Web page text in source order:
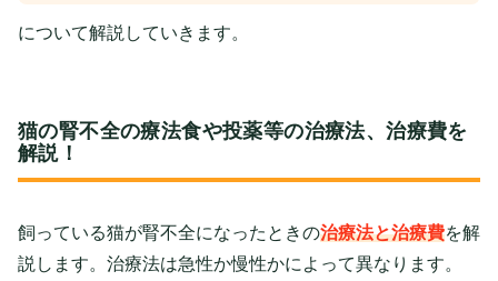
について解説していきます。
猫の腎不全の療法食や投薬等の治療法、治療費を
解説！
飼っている猫が腎不全になったときの治療法と治療費を解
説します。治療法は急性か慢性かによって異なります。